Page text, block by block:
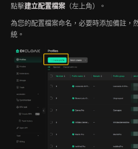
點擊建立配置檔案 （左上角）。
為您的配置檔案命名，必要時添加備註，
統。